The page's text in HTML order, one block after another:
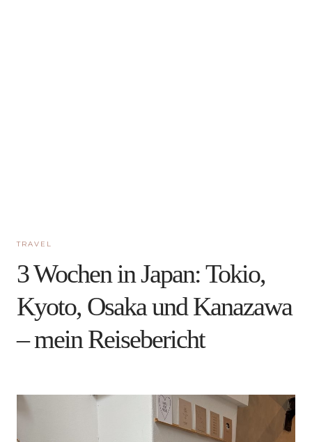
TRAVEL
3 Wochen in Japan: Tokio,
Kyoto, Osaka und Kanazawa
– mein Reisebericht